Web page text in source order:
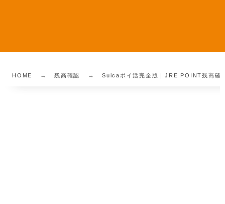
HOME 残高確認 Suicaポイ活完全版｜JRE POINT残高確